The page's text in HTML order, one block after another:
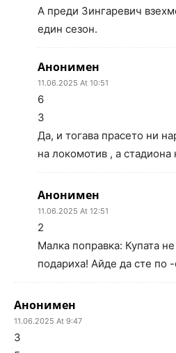
А преди Зингаревич
един сезон.
Анонимен
11.06.2025 At 10:51
6
3
Да, и тогава прасето ни
на локомотив , а
Анонимен
11.06.2025 At 12:51
2
Малка поправка: Купата
подариха! Айде да сте по
Анонимен
11.06.2025 At 9:47
3